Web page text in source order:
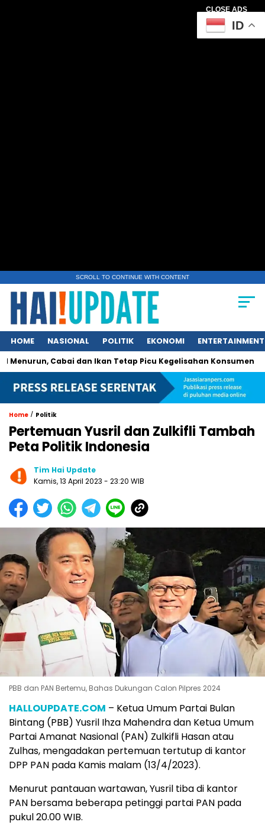
CLOSE ADS
SCROLL TO CONTINUE WITH CONTENT
HOME NASIONAL POLITIK EKONOMI ENTERTAINMENT
Cabai dan Ikan Tetap Picu Kegelisahan Konsumen Jasa
Home / Politik
Pertemuan Yusril dan Zulkifli Tambah
Peta Politik Indonesia
Tim Hai Update
Kamis, 13 April 2023 - 23:20 WIB
PBB dan PAN Bertemu, Bahas Dukungan Calon Pilpres 2024
HALLOUPDATE.COM – Ketua Umum Partai Bulan
Bintang (PBB) Yusril Ihza Mahendra dan Ketua Umum
Partai Amanat Nasional (PAN) Zulkifli Hasan atau
Zulhas, mengadakan pertemuan tertutup di kantor
DPP PAN pada Kamis malam (13/4/2023).
Menurut pantauan wartawan, Yusril tiba di kantor
PAN bersama beberapa petinggi partai PAN pada
pukul 20.00 WIB.
ID